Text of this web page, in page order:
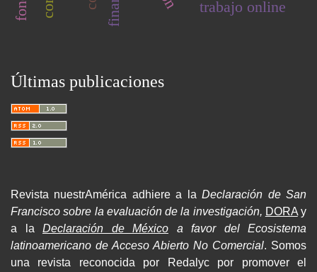
trabajo online
Últimas publicaciones
Revista nuestrAmérica adhiere a laDeclaración de San
Francisco sobre la evaluación de la investigación, DORAy
a la Declaración de México a favor del Ecosistema
latinoamericano de Acceso Abierto No Comercial. Somos
una revista reconocida por Redalyc por promover el